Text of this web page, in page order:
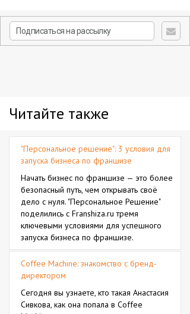
Читайте также
"Персональное решение": 3 условия для
запуска бизнеса по франшизе
Начать бизнес по франшизе — это более
безопасный путь, чем открывать своё
дело с нуля. "Персональное Решение"
поделились с Franshiza.ru тремя
ключевыми условиями для успешного
запуска бизнеса по франшизе.
Coffee Machine: знакомство с бренд-
директором
Сегодня вы узнаете, кто такая Анастасия
Сивкова, как она попала в Coffee